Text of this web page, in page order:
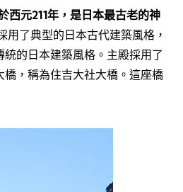
元211年，是日本最古老的神
了典型的日本古代建築風格，
的日本建築風格。主殿採用了
，稱為住吉大社大橋。這座橋